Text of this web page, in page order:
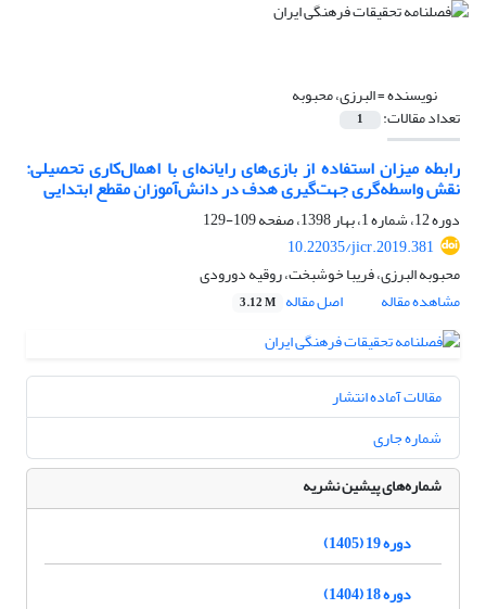
نویسنده =البرزی، محبوبه
تعداد مقالات: 1
رابطه میزان استفاده از بازی‌های رایانه‌ای با اهمال‌کاری تحصیلی:
نقش واسطه‌گری جهت‌گیری هدف در دانش‌آموزان مقطع ابتدایی
دوره 12، شماره 1، بهار 1398، صفحه
109-129
10.22035/jicr.2019.381
محبوبه البرزی، فریبا خوشبخت، روقیه دورودی
مشاهده مقاله
اصل مقاله 3.12 M
مقالات آماده انتشار
شماره جاری
شماره‌های پیشین نشریه
دوره 19 (1405)
دوره 18 (1404)